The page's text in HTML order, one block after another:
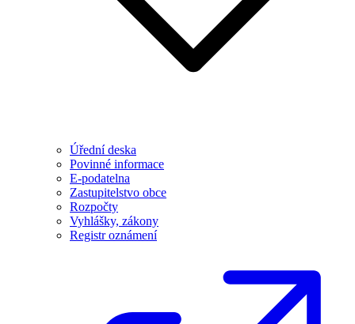
Úřední deska
Povinné informace
E-podatelna
Zastupitelstvo obce
Rozpočty
Vyhlášky, zákony
Registr oznámení